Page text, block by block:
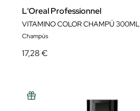
L'Oreal Professionnel
VITAMINO COLOR CHAMPÚ 300ML
Champús
17,28 €